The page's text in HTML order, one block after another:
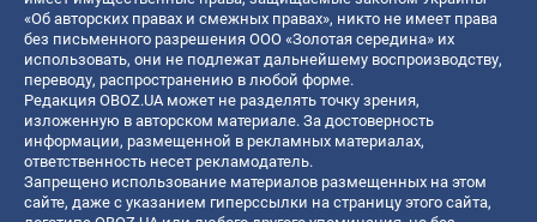
«Об авторских правах и смежных правах», никто не имеет права
без письменного разрешения ООО «Золотая середина» их
использовать, они не подлежат дальнейшему воспроизводству,
переводу, распространению в любой форме.
Редакция OBOZ.UA может не разделять точку зрения,
изложенную в авторском материале. За достоверность
информации, размещенной в рекламных материалах,
ответственность несет рекламодатель.
Запрещено использование материалов размещенных на этом
сайте, даже с указанием гиперссылки на страницу этого сайта,